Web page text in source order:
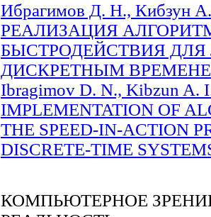
Ибрагимов Д. Н.,
РЕАЛИЗАЦИЯ
БЫСТРОДЕЙСТВИЯ
ДИСКРЕТНЫМ
Ibragimov D. N., Kibzun A.
IMPLEMENTATION OF
THE SPEED-IN-ACTION
DISCRETE-TIME
КОМПЬЮТЕРНОЕ